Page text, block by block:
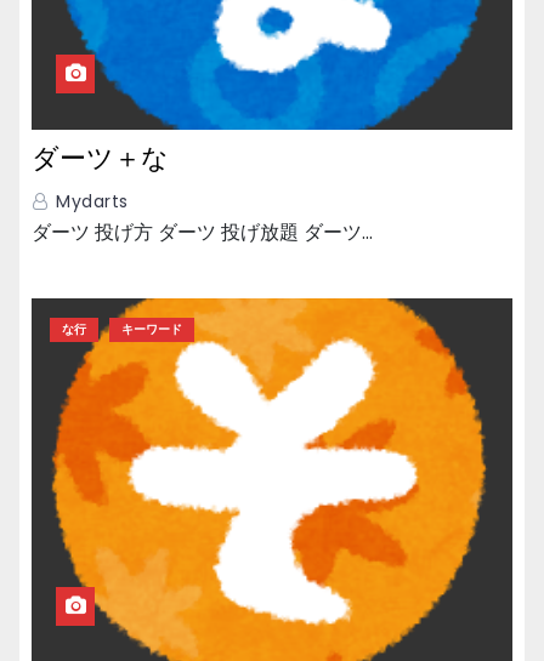
ダーツ＋な
Mydarts
ダーツ 投げ方 ダーツ 投げ放題 ダーツ…
な行 キーワード